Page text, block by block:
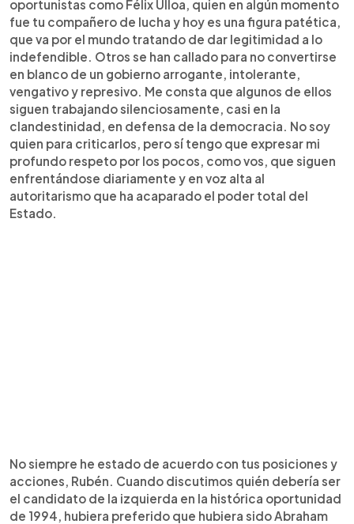
oportunistas como Félix Ulloa, quien en algún momento
fue tu compañero de lucha y hoy es una figura patética,
que va por el mundo tratando de dar legitimidad a lo
indefendible. Otros se han callado para no convertirse
en blanco de un gobierno arrogante, intolerante,
vengativo y represivo. Me consta que algunos de ellos
siguen trabajando silenciosamente, casi en la
clandestinidad, en defensa de la democracia. No soy
quien para criticarlos, pero sí tengo que expresar mi
profundo respeto por los pocos, como vos, que siguen
enfrentándose diariamente y en voz alta al
autoritarismo que ha acaparado el poder total del
Estado.
No siempre he estado de acuerdo con tus posiciones y
acciones, Rubén. Cuando discutimos quién debería ser
el candidato de la izquierda en la histórica oportunidad
de 1994, hubiera preferido que hubiera sido Abraham